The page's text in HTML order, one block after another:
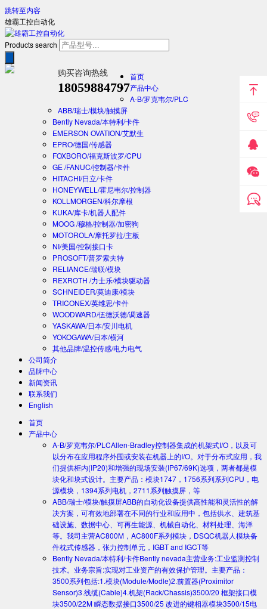
跳转至内容
雄霸工控自动化
Products search
购买咨询热线
18059884797
首页
产品中心
A-B/罗克韦尔/PLC
ABB/瑞士/模块/触摸屏
Bently Nevada/本特利/卡件
EMERSON OVATION/艾默生
EPRO/德国/传感器
FOXBORO/福克斯波罗/CPU
GE /FANUC/控制器/卡件
HITACHI/日立/卡件
HONEYWELL/霍尼韦尔/控制器
KOLLMORGEN/科尔摩根
KUKA/库卡/机器人配件
MOOG /穆格/控制器/加密狗
MOTOROLA/摩托罗拉/主板
NI/美国/控制接口卡
PROSOFT/普罗索夫特
RELIANCE/瑞联/模块
REXROTH /力士乐/模块驱动器
SCHNEIDER/莫迪康/模块
TRICONEX/英维思/卡件
WOODWARD/伍德沃德/调速器
YASKAWA/日本/安川电机
YOKOGAWA/日本/横河
其他品牌/温控传感/电力电气
公司简介
品牌中心
新闻资讯
联系我们
English
首页
产品中心
A-B/罗克韦尔/PLCAllen-Bradley控制器集成的机架式I/O，以及可
以分布在应用程序外围或安装在机器上的I/O。对于分布式应用，我
们提供柜内(IP20)和增强的现场安装(IP67/69K)选项，两者都是模
块化和块式设计。主要产品：模块1747，1756系列系列CPU，电
源模块，1394系列电机，2711系列触摸屏，等
ABB/瑞士/模块/触摸屏ABB的自动化设备提供高性能和灵活性的解
决方案，可有效地部署在不同的行业和应用中，包括供水、建筑基
础设施、数据中心、可再生能源、机械自动化、材料处理、海洋
等。我司主营AC800M，AC800F系列模块，DSQC机器人模块备
件枕式传感器，张力控制单元，IGBT and IGCT等
Bently Nevada/本特利/卡件Bently nevada主营业务:工业监测控制
技术。业务宗旨:实现对工业资产的有效保护管理。主要产品：
3500系列包括:1.模块(Module/Modle)2.前置器(Proximitor
Sensor)3.线缆(Cable)4.机架(Rack/Chassis)3500/20 框架接口模
块3500/22M 瞬态数据接口3500/25 改进的键相器模块3500/15电